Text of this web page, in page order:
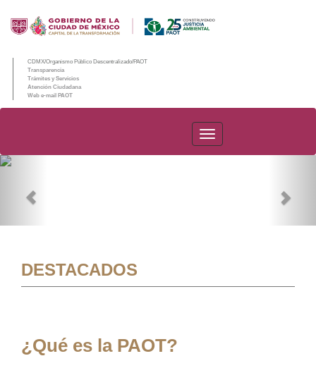
CDMX/Organismo Público Descentralizado/PAOT
Transparencia
Trámites y Servicios
Atención Ciudadana
Web e-mail PAOT
PAOT
DESTACADOS
¿Qué es la PAOT?